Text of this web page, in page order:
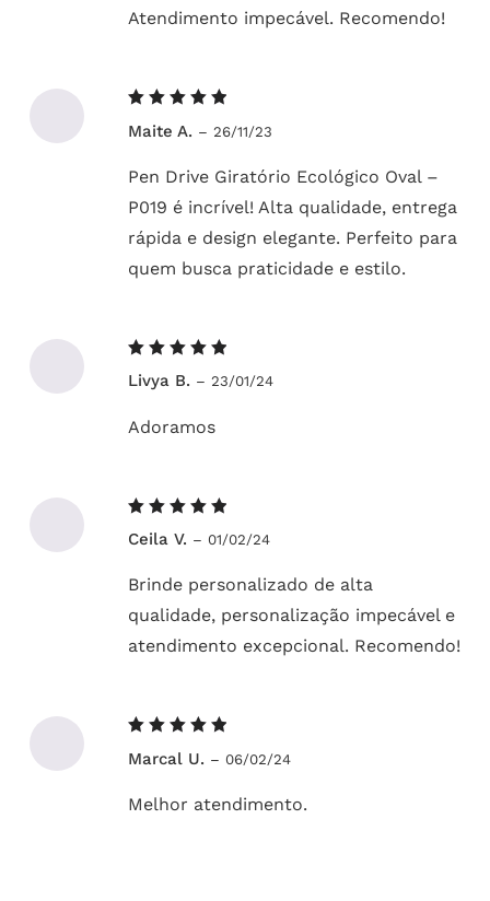
Atendimento impecável. Recomendo!
5de 5
Maite A. – 26/11/23
Pen Drive Giratório Ecológico Oval –
P019 é incrível! Alta qualidade, entrega
rápida e design elegante. Perfeito para
quem busca praticidade e estilo.
5de 5
Livya B. – 23/01/24
Adoramos
5de 5
Ceila V. – 01/02/24
Brinde personalizado de alta
qualidade, personalização impecável e
atendimento excepcional. Recomendo!
5de 5
Marcal U. – 06/02/24
Melhor atendimento.